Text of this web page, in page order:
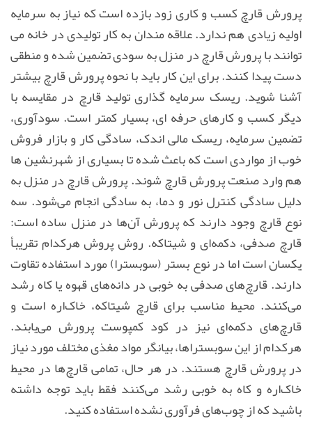
پرورش قارچ کسب و کاری زود بازده است که نیاز به سرمایه
اولیه زیادی هم ندارد. علاقه مندان به کار تولیدی در خانه می
توانند با پرورش قارچ در منزل به سودی تضمین شده و منطقی
دست پیدا کنند. برای این کار باید با نحوه پرورش قارچ بیشتر
آشنا شوید. ریسک سرمایه گذاری تولید قارچ در مقایسه با
دیگر کسب و کارهای حرفه ای، بسیار کمتر است. سودآوری،
تضمین سرمایه، ریسک مالی اندک، سادگی کار و بازار فروش
خوب از مواردی است که باعث شده تا بسیاری از شهرنشین ها
هم وارد صنعت پرورش قارچ شوند. پرورش قارچ در منزل به
دلیل سادگی کنترل نور و دما، به سادگی انجام می‌شود. سه
نوع قارچ وجود دارند که پرورش آن‌ها در منزل ساده است:
قارچ صدفی، دکمه‌ای و شیتاکه. روش پروش هرکدام تقریبأ
یکسان است اما در نوع بستر (سوبسترا) مورد استفاده تقاوت
دارند. قارچ‌های صدفی به خوبی در دانه‌های قهوه یا کاه رشد
می‌کنند. محیط مناسب برای قارچ شیتاکه، خاک‌اره است و
قارچ‌های دکمه‌ای نیز در کود کمپوست پرورش می‌یابند.
هرکدام از این سوبستراها،‌ بیانگر مواد مغذی مختلف مورد نیاز
در پرورش قارچ هستند. در هر حال، تمامی قارچ‌ها در محیط
خاک‌اره و کاه به خوبی رشد می‌کنند فقط باید توجه داشته
باشید که از چوب‌های فرآوری نشده استفاده کنید.